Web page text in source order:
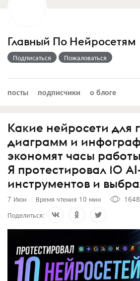
Главный По Нейросетям
Подписаться Пожаловаться
посты подписчики о блоге
Какие нейросети для
диаграмм и
экономят часы
Я протестировал 10
инструментов и
7 Июн Время чтения 10 мин
1648
Поделиться: